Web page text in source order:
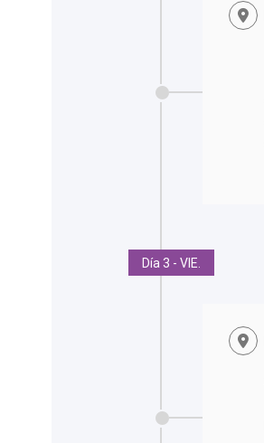
Día 3 - VIE.